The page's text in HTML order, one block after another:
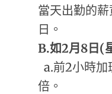
當天出勤的
日。
B.如2月8日(
a.前2小時加
倍。